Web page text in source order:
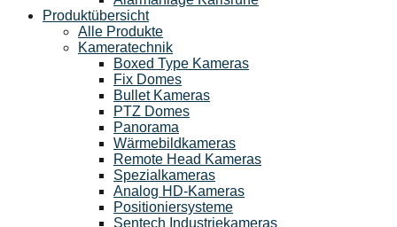
Produktübersicht
Alle Produkte
Kameratechnik
Boxed Type Kameras
Fix Domes
Bullet Kameras
PTZ Domes
Panorama
Wärmebildkameras
Remote Head Kameras
Spezialkameras
Analog HD-Kameras
Positioniersysteme
Sentech Industriekameras